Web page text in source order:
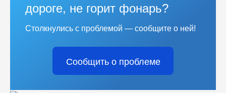
дороге, не горит фонарь?
Столкнулись с проблемой — сообщите о ней!
Сообщить о проблеме